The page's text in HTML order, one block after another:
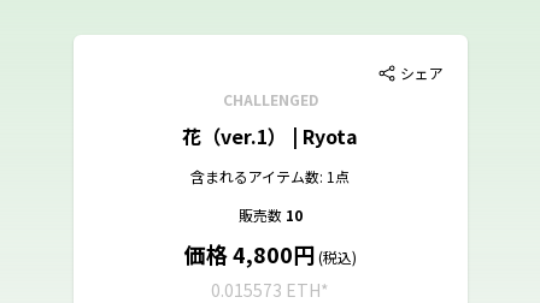
シェア
CHALLENGED
花（ver.1） | Ryota
含まれるアイテム数: 1点
販売数 10
価格 4,800円 (税込)
0.015573 ETH*